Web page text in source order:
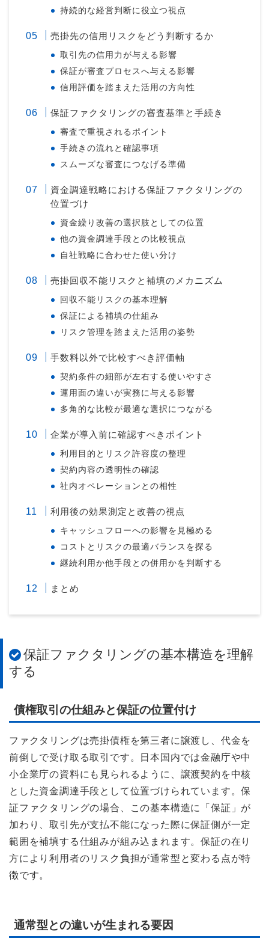
持続的な経営判断に役立つ視点
売掛先の信用リスクをどう判断するか
取引先の信用力が与える影響
保証が審査プロセスへ与える影響
信用評価を踏まえた活用の方向性
保証ファクタリングの審査基準と手続き
審査で重視されるポイント
手続きの流れと確認事項
スムーズな審査につなげる準備
資金調達戦略における保証ファクタリングの
位置づけ
資金繰り改善の選択肢としての位置
他の資金調達手段との比較視点
自社戦略に合わせた使い分け
売掛回収不能リスクと補填のメカニズム
回収不能リスクの基本理解
保証による補填の仕組み
リスク管理を踏まえた活用の姿勢
手数料以外で比較すべき評価軸
契約条件の細部が左右する使いやすさ
運用面の違いが実務に与える影響
多角的な比較が最適な選択につながる
企業が導入前に確認すべきポイント
利用目的とリスク許容度の整理
契約内容の透明性の確認
社内オペレーションとの相性
利用後の効果測定と改善の視点
キャッシュフローへの影響を見極める
コストとリスクの最適バランスを探る
継続利用か他手段との併用かを判断する
まとめ
保証ファクタリングの基本構造を理解
する
債権取引の仕組みと保証の位置付け
ファクタリングは売掛債権を第三者に譲渡し、代金を
前倒しで受け取る取引です。日本国内では金融庁や中
小企業庁の資料にも見られるように、譲渡契約を中核
とした資金調達手段として位置づけられています。保
証ファクタリングの場合、この基本構造に「保証」が
加わり、取引先が支払不能になった際に保証側が一定
範囲を補填する仕組みが組み込まれます。保証の在り
方により利用者のリスク負担が通常型と変わる点が特
徴です。
通常型との違いが生まれる要因